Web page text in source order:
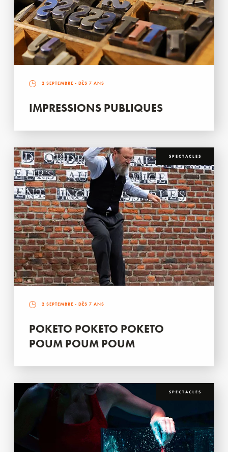
2 SEPTEMBRE - DÈS 7 ANS
IMPRESSIONS PUBLIQUES
SPECTACLES
2 SEPTEMBRE - DÈS 7 ANS
POKETO POKETO POKETO
POUM POUM POUM
SPECTACLES